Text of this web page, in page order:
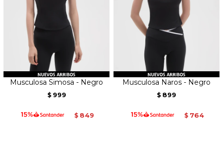
Musculosa Simosa - Negro
$ 999
$ 849
Musculosa Naros - Negro
$ 899
$ 764